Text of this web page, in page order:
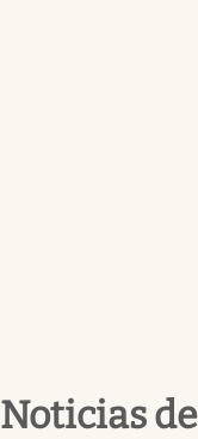
Noticias